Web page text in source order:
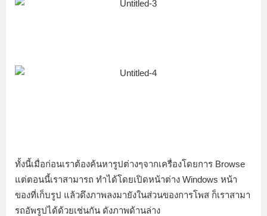
ทั้งนี้เมื่อก่อนเราต้องค้นหารูปต่างๆจากเครื่องโดยการ Browse
แต่ตอนนี้เราสามารถ ทำได้โดยเปิดหน้าต่าง Windows หน้า
ของที่เก็บรูป แล้วดึงภาพลงมายังในส่วนของการโพส ก็เราสามา
รถอัพรูปได้ด้วยเช่นกัน ดังภาพด้านล่าง